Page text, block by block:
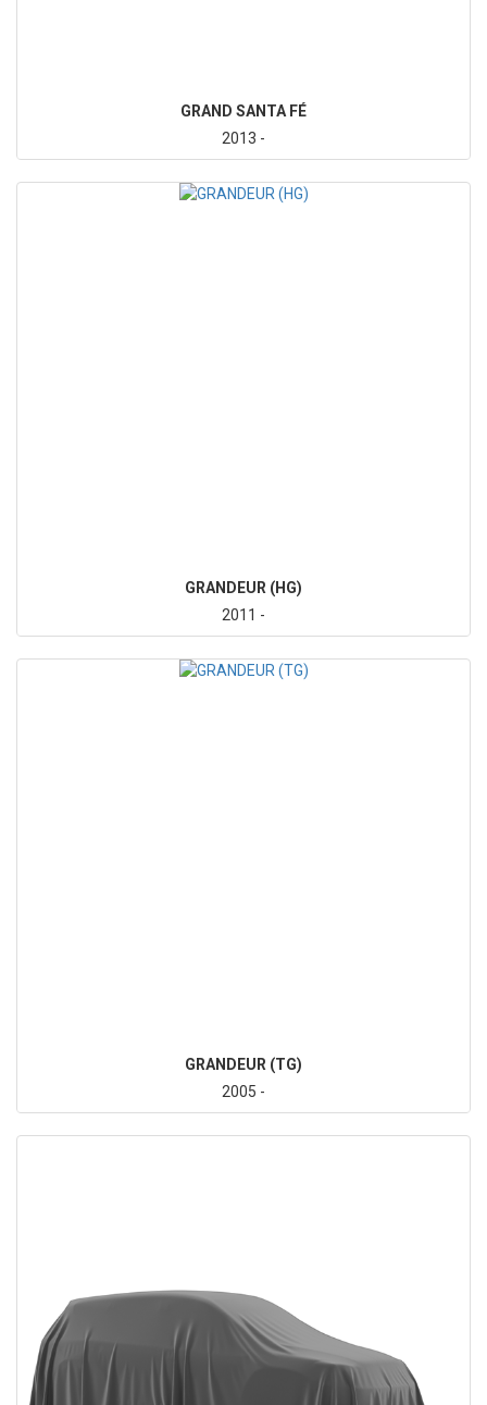
GRAND SANTA FÉ
2013 -
GRANDEUR (HG)
2011 -
GRANDEUR (TG)
2005 -